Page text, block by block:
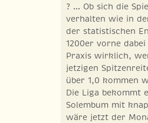
? ... Ob sich die
verhalten wie in
der statistischen
1200er vorne
Praxis wirklich,
jetzigen
über 1,0 kommen
Die Liga bekommt
Solembum mit
wäre jetzt der